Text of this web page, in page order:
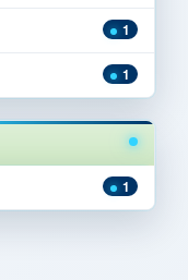
1
1
1